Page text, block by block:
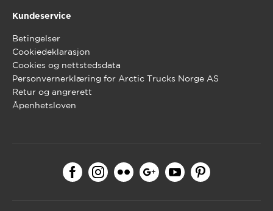
Kundeservice
Betingelser
Cookiedeklarasjon
Cookies og nettstedsdata
Personvernerklæring for Arctic Trucks Norge AS
Retur og angrerett
Åpenhetsloven